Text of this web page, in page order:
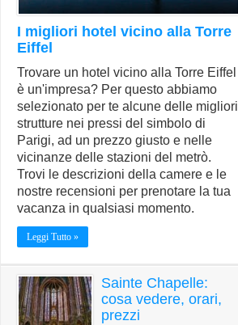
I migliori hotel vicino alla Torre
Eiffel
Trovare un hotel vicino alla Torre Eiffel
è un'impresa? Per questo abbiamo
selezionato per te alcune delle migliori
strutture nei pressi del simbolo di
Parigi, ad un prezzo giusto e nelle
vicinanze delle stazioni del metrò.
Trovi le descrizioni della camere e le
nostre recensioni per prenotare la tua
vacanza in qualsiasi momento.
Leggi Tutto »
Sainte Chapelle:
cosa vedere, orari,
prezzi